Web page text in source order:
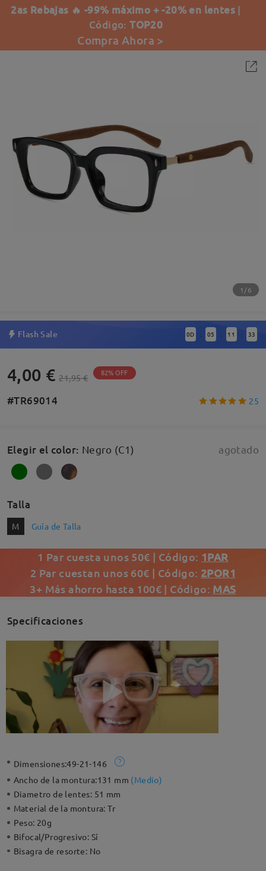
2as Rebajas 🔥 -99% máximo + -20% en lentes |
Código:TOP20
Compra Ahora >
1/6
Flash Sale 0D : 05 : 11 : 33
4,00 € 21,95 € 82% OFF
#TR69014 25
Elegir el color: Negro (C1) agotado
Talla
M Guía de Talla
1 Par cuesta unos 50€ | Código: 1PAR
2 Par cuestan unos 60€ | Código: 2POR1
3+ Más ahorro hasta 100€ | Código: MAS
Specificaciones
Dimensiones:49-21-146
Ancho de la montura:131 mm (Medio)
Diametro de lentes: 51 mm
Material de la montura:Tr
Peso: 20g
Bifocal/Progresivo: Sí
Bisagra de resorte: No